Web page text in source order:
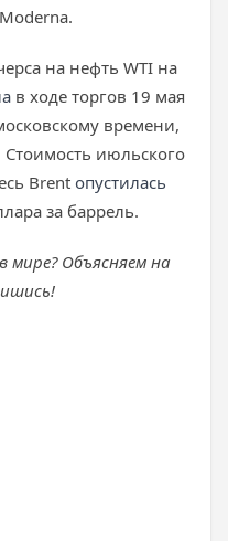
на нефть WTI на
в ходе торгов 19 мая
времени,
Стоимость июльского
Brent опустилась
за баррель.
мире? Объясняем на